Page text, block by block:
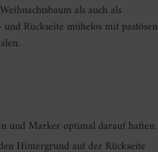
als auch als
Rückseite mühelos mit pastösen
und Marker optimal darauf haften.
Hintergrund auf der Rückseite